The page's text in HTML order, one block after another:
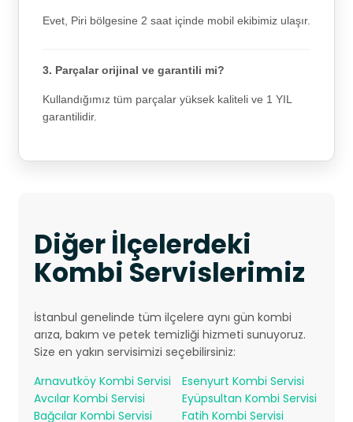
Evet, Piri bölgesine 2 saat içinde mobil ekibimiz ulaşır.
3. Parçalar orijinal ve garantili mi?
Kullandığımız tüm parçalar yüksek kaliteli ve 1 YIL
garantilidir.
Diğer İlçelerdeki
Kombi Servislerimiz
İstanbul genelinde tüm ilçelere aynı gün kombi
arıza, bakım ve petek temizliği hizmeti sunuyoruz.
Size en yakın servisimizi seçebilirsiniz:
Arnavutköy Kombi Servisi
Avcılar Kombi Servisi
Bağcılar Kombi Servisi
Esenyurt Kombi Servisi
Eyüpsultan Kombi Servisi
Fatih Kombi Servisi